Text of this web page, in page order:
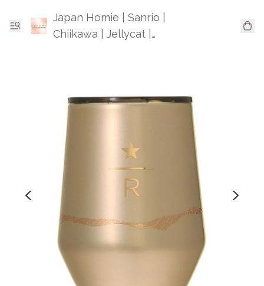
Japan Homie | Sanrio |
Chiikawa | Jellycat |